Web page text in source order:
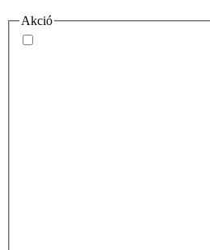
Akció